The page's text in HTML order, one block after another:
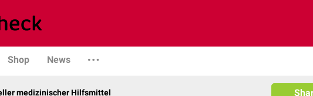
Shop News
medizinischer Hilfsmittel